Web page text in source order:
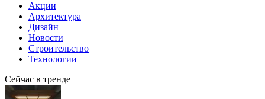
Акции
Архитектура
Дизайн
Новости
Строительство
Технологии
Сейчас в тренде